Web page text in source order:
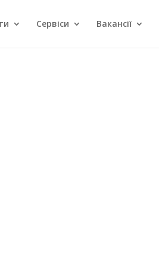
Сервіси Вакансії